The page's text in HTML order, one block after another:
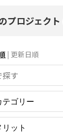
プロジェクト
| 更新日順